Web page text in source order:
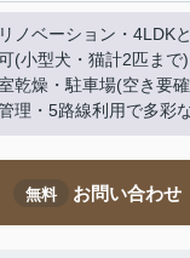
ノベーション・4LDK
(小型犬・猫計2匹まで
乾燥・駐車場(空き要
理・5路線利用で多彩
無料 お問い合わせ